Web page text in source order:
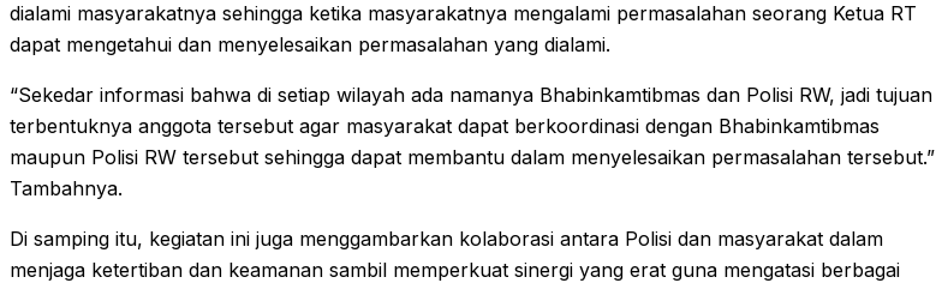
dialami masyarakatnya sehingga ketika masyarakatnya mengalami permasalahan seorang Ketua RT
dapat mengetahui dan menyelesaikan permasalahan yang dialami.
“Sekedar informasi bahwa di setiap wilayah ada namanya Bhabinkamtibmas dan Polisi RW, jadi tujuan
terbentuknya anggota tersebut agar masyarakat dapat berkoordinasi dengan Bhabinkamtibmas
maupun Polisi RW tersebut sehingga dapat membantu dalam menyelesaikan permasalahan tersebut.”
Tambahnya.
Di samping itu, kegiatan ini juga menggambarkan kolaborasi antara Polisi dan masyarakat dalam
menjaga ketertiban dan keamanan sambil memperkuat sinergi yang erat guna mengatasi berbagai